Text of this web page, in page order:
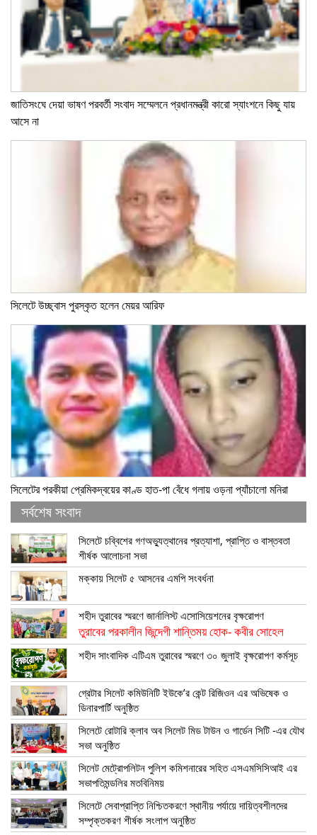
জাতিসংঘে দেয়া ভাষণ পরবর্তী সংবাদ সম্মেলনে প্রধানমন্ত্রী কারো স্যাংশনে কিছু যায়
আসে না
সিলেটে উচ্ছ্বাস পুরস্কৃত হলেন মেয়র আরিফ
সিলেটের পরকীয়া প্রেমিকদ্বয়ের কাণ্ড হাত-পা বেঁধে গলায় ওড়না প্যাঁচালো মনিরা
সর্বশেষ সংবাদ
সিলেটে চব্বিশের গণঅভ্যুত্থানের প্রত্যাশা, প্রাপ্তি ও বাস্তবতা
শীর্ষক আলোচনা সভা
মক্কায় সিলেট ৫ আসনের এমপি সংবর্ধনা
শহীদ তুরাবের স্মরণে জার্নালিস্ট এসোসিয়েশনের বৃক্ষরোপণ
তুরাবের পরকালীন জিন্দেগী শান্তিময় হোক- কবীর সোহেল
শহীদ সাংবাদিক এটিএম তুরাবের স্মরণে ৩০ জুলাই বৃক্ষরোপণ কর্মসূচ
গ্রেটার সিলেট কমিউনিটি ইউকে’র কেন্ট রিজিওন এর অভিষেক ও
ডিনারপার্টি অনুষ্ঠিত
সিলেটে রোটারি ক্লাব অব সিলেট মিড টাউন ও গার্ডেন সিটি -এর যৌথ
সভা অনুষ্ঠিত
সিলেট মেট্রোপলিটন পুলিশ কমিশনারের সহিত এসএমসিসিআই এর
সভাপতিমন্ডলির মতবিনিময়
সিলেটে সেবাপ্রাপ্তি নিশ্চিতকরণে স্থানীয় পর্যায়ে দায়িত্বশীলদের
সম্পৃক্তকরণ শীর্ষক সংলাপ অনুষ্ঠিত